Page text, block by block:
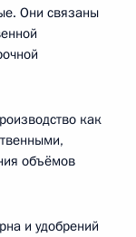
Они связаны
как
объёмов
и удобрений